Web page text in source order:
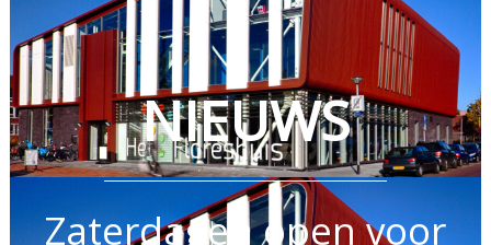
NIEUWS
Zaterdagen open voor